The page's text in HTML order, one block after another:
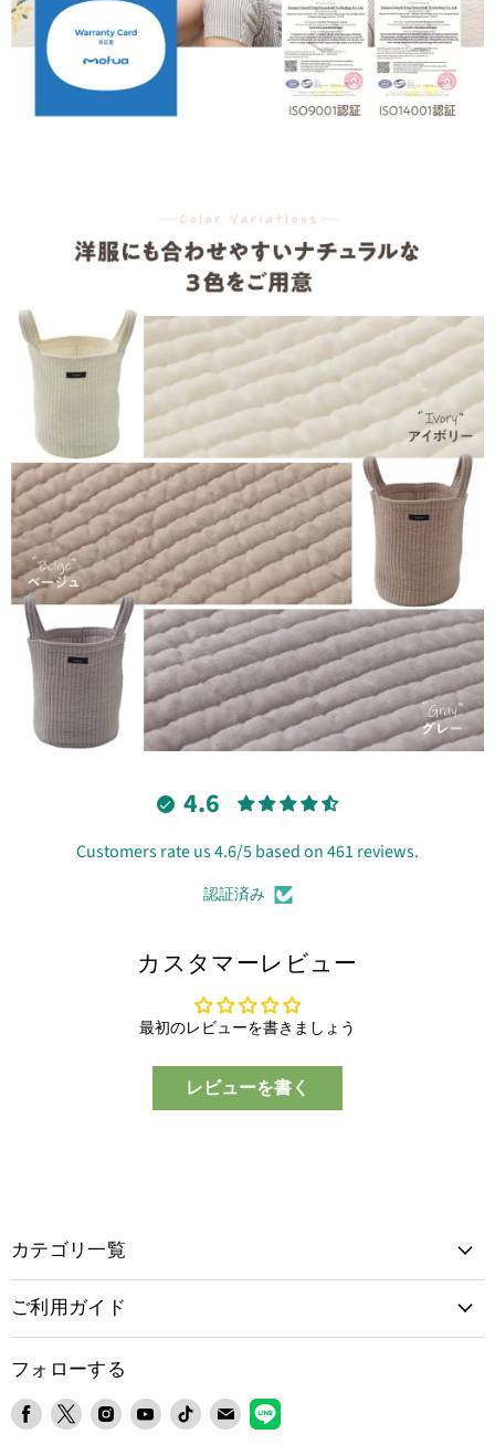
4.6
Customers rate us 4.6/5 based on 461 reviews.
認証済み
カスタマーレビュー
最初のレビューを書きましょう
レビューを書く
カテゴリ一覧
ご利用ガイド
フォローする
Facebook
X
InstagramYouTubeTikTokE
メ
LINE
で